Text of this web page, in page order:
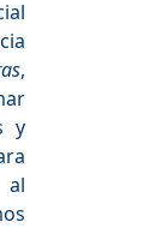
,
y